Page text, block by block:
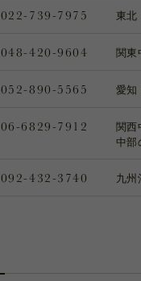
022-739-7975 東北
048-420-9604 関東
052-890-5565 愛知
06-6829-7912 関西
中部
092-432-3740 九州